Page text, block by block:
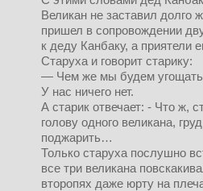
Великан не заставил
пришел в сопровождении
к деду Канбаку, а приятели
Старуха и говорит старику:
— Чем же мы будем угощать
У нас ничего нет.
А старик отвечает: - Что ж,
голову одного великана,
поджарить…
Только старуха послушно
все три великана
второпях даже юрту на